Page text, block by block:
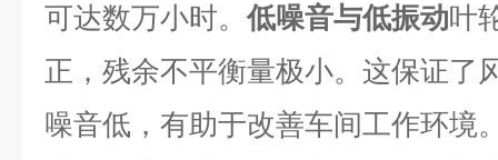
可达数万小时。低噪音与低振动叶
正，残余不平衡量极小。这保证了
噪音低，有助于改善车间工作环境